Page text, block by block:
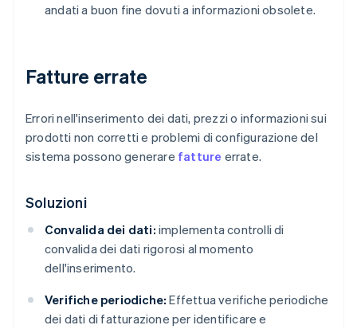
andati a buon fine dovuti a informazioni obsolete.
Fatture errate
Errori nell'inserimento dei dati, prezzi o informazioni sui
prodotti non corretti e problemi di configurazione del
sistema possono generare fatture errate.
Soluzioni
Convalida dei dati: implementa controlli di
convalida dei dati rigorosi al momento
dell'inserimento.
Verifiche periodiche: Effettua verifiche periodiche
dei dati di fatturazione per identificare e